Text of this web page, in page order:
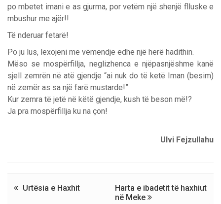
po mbetet imani e as gjurma, por vetëm një shenjë flluske e
mbushur me ajër!!
Të nderuar fetarë!
Po ju lus, lexojeni me vëmendje edhe një herë hadithin.
Mëso se mospërfillja, neglizhenca e njëpasnjëshme kanë
sjell zemrën në atë gjendje “ai nuk do të ketë Iman (besim)
në zemër as sa një farë mustarde!”
Kur zemra të jetë në këtë gjendje, kush të beson më!?
Ja pra mospërfillja ku na çon!
Ulvi Fejzullahu
Urtësia e Haxhit
Harta e ibadetit të haxhiut
në Meke